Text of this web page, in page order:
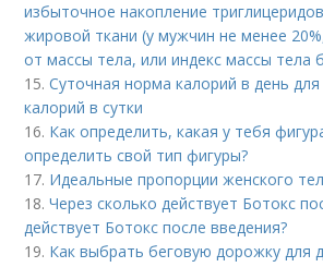
избыточное накопление
жировой ткани (у мужчин не менее
от массы тела, или индекс массы тела
15.Суточная норма калорий в день
калорий в сутки
16. Как определить, какая у тебя
определить свой тип фигуры?
17. Идеальные пропорции женского
18.Через сколько действует Ботокс
действует Ботокс после введения?
19. Как выбрать беговую дорожку для